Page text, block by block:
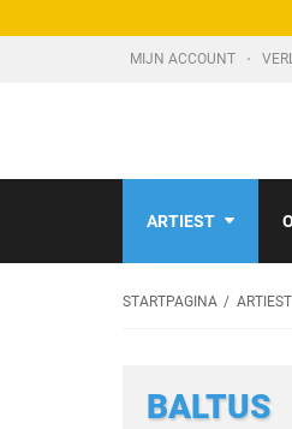
MIJN ACCOUNT
ARTIEST
STARTPAGINA ARTIEST
BALTUS